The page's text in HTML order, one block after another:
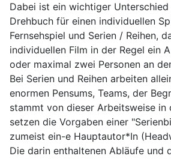
Dabei ist ein wichtiger
Drehbuch für einen individuellen
Fernsehspiel und Serien / Reihen,
individuellen Film in der Regel ein
oder maximal zwei Personen an
Bei Serien und Reihen arbeiten
enormen Pensums, Teams, der
stammt von dieser Arbeitsweise in
setzen die Vorgaben einer
zumeist ein-e Hauptautor*In
Die darin enthaltenen Abläufe und